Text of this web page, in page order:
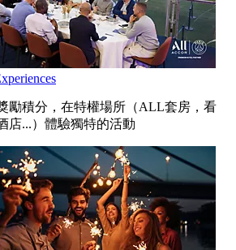
勵積分，在特權場所（ALL套房，看
店...）體驗獨特的活動